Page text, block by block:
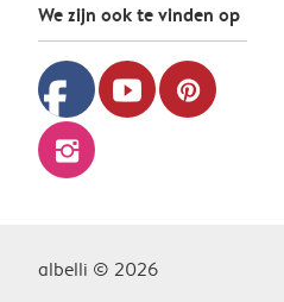
We zijn ook te vinden op
facebook youtube pinterest
instagram
albelli © 2026